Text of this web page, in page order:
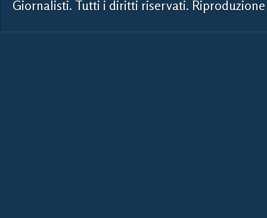
Giornalisti. Tutti i diritti riservati.